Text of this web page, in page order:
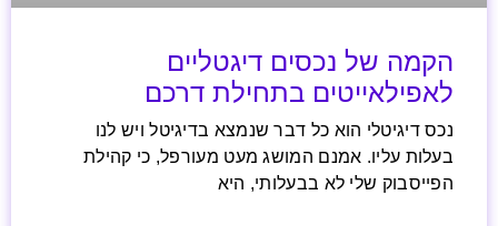
הקמה של נכסים דיגטליים
לאפילאייטים בתחילת דרכם
נכס דיגיטלי הוא כל דבר שנמצא בדיגיטל ויש לנו
בעלות עליו. אמנם המושג מעט מעורפל, כי קהילת
הפייסבוק שלי לא בבעלותי, היא